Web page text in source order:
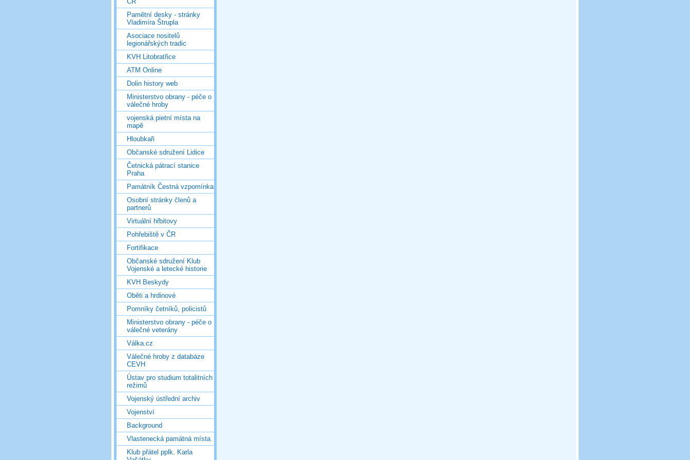
Pamětní desky - stránky
Vladimíra Štrupla
Asociace nositelů
legionářských tradic
KVH Litobratřice
ATM Online
Dolin history web
Ministerstvo obrany - péče o
válečné hroby
vojenská pietní místa na
mapě
Hloubkaři
Občanské sdružení Lidice
Četnická pátrací stanice
Praha
Památník Čestná vzpomínka
Osobní stránky členů a
partnerů
Virtuální hřbitovy
Pohřebiště v ČR
Fortifikace
Občanské sdružení Klub
Vojenské a letecké historie
KVH Beskydy
Oběti a hrdinové
Pomníky četníků, policistů
Ministerstvo obrany - péče o
válečné veterány
Válka.cz
Válečné hroby z databáze
CEVH
Ústav pro studium totalitních
režimů
Vojenský ústřední archiv
Vojenství
Background
Vlastenecká památná místa
Klub přátel pplk. Karla